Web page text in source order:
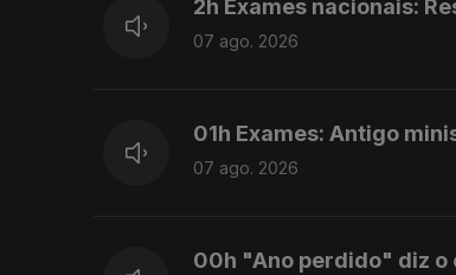
2h Exames nacionais:
07 ago. 2026
01h Exames: Antigo
07 ago. 2026
00h "Ano perdido" diz o